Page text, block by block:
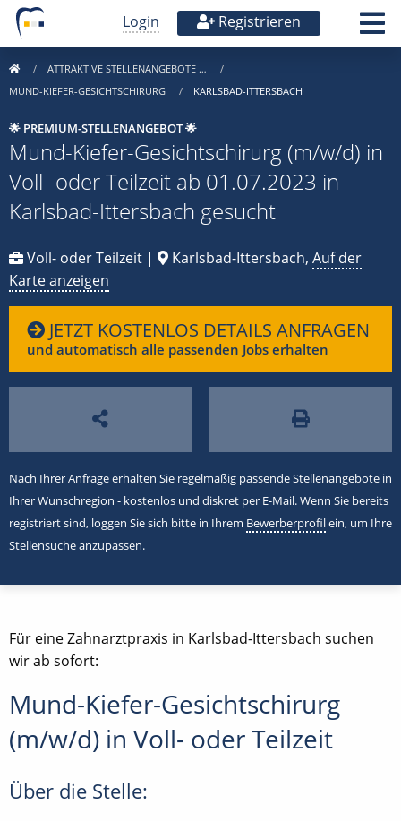
Login Registrieren
ATTRAKTIVE STELLENANGEBOTE …
MUND-KIEFER-GESICHTSCHIRURG
KARLSBAD-ITTERSBACH
🌟 PREMIUM-STELLENANGEBOT 🌟
Mund-Kiefer-Gesichtschirurg (m/w/d) in
Voll- oder Teilzeit ab 01.07.2023 in
Karlsbad-Ittersbach gesucht
Voll- oder Teilzeit | Karlsbad-Ittersbach, Auf der
Karte anzeigen
JETZT KOSTENLOS DETAILS ANFRAGEN
und automatisch alle passenden Jobs erhalten
Nach Ihrer Anfrage erhalten Sie regelmäßig passende Stellenangebote in
Ihrer Wunschregion - kostenlos und diskret per E-Mail. Wenn Sie bereits
registriert sind, loggen Sie sich bitte in Ihrem Bewerberprofilein, um Ihre
Stellensuche anzupassen.
Für eine Zahnarztpraxis in Karlsbad-Ittersbach suchen
wir ab sofort:
Mund-Kiefer-Gesichtschirurg
(m/w/d) in Voll- oder Teilzeit
Über die Stelle: